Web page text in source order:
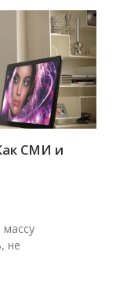
СМИ и
не